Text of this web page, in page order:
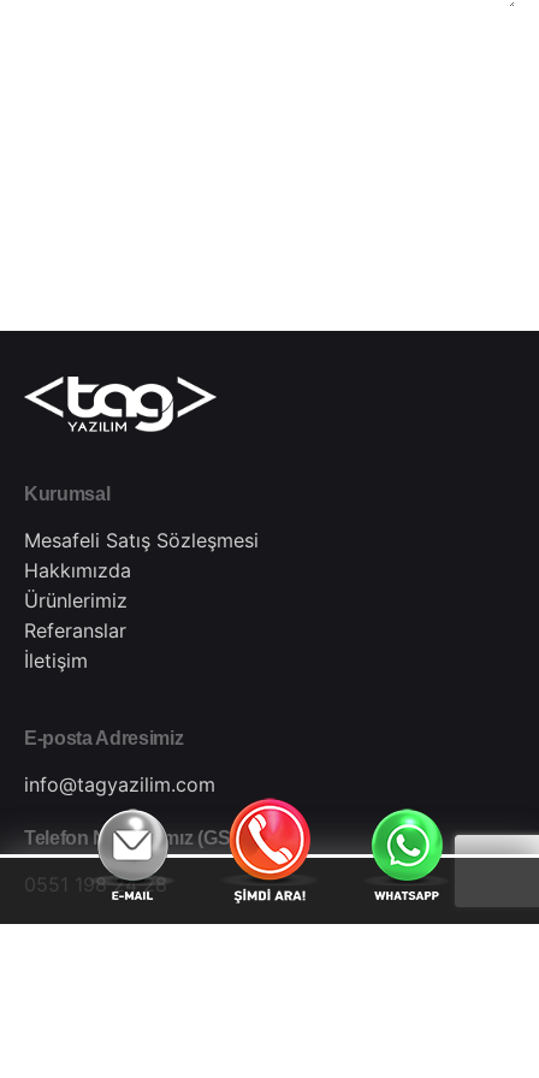
Kurumsal
Mesafeli Satış Sözleşmesi
Hakkımızda
Ürünlerimiz
Referanslar
İletişim
E-posta Adresimiz
info@tagyazilim.com
Telefon Numaramız (GSM)
0551 198 24 28